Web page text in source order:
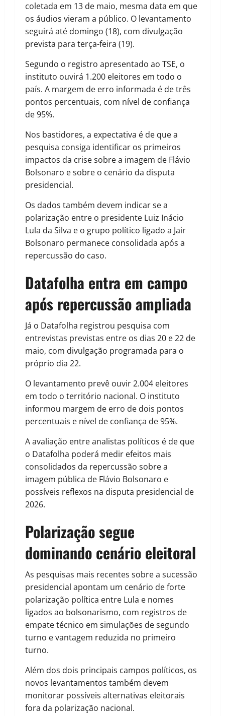
coletada em 13 de maio, mesma data em que
os áudios vieram a público. O levantamento
seguirá até domingo (18), com divulgação
prevista para terça-feira (19).
Segundo o registro apresentado ao TSE, o
instituto ouvirá 1.200 eleitores em todo o
país. A margem de erro informada é de três
pontos percentuais, com nível de confiança
de 95%.
Nos bastidores, a expectativa é de que a
pesquisa consiga identificar os primeiros
impactos da crise sobre a imagem de Flávio
Bolsonaro e sobre o cenário da disputa
presidencial.
Os dados também devem indicar se a
polarização entre o presidente Luiz Inácio
Lula da Silva e o grupo político ligado a Jair
Bolsonaro permanece consolidada após a
repercussão do caso.
Datafolha entra em campo
após repercussão ampliada
Já o Datafolha registrou pesquisa com
entrevistas previstas entre os dias 20 e 22 de
maio, com divulgação programada para o
próprio dia 22.
O levantamento prevê ouvir 2.004 eleitores
em todo o território nacional. O instituto
informou margem de erro de dois pontos
percentuais e nível de confiança de 95%.
A avaliação entre analistas políticos é de que
o Datafolha poderá medir efeitos mais
consolidados da repercussão sobre a
imagem pública de Flávio Bolsonaro e
possíveis reflexos na disputa presidencial de
2026.
Polarização segue
dominando cenário eleitoral
As pesquisas mais recentes sobre a sucessão
presidencial apontam um cenário de forte
polarização política entre Lula e nomes
ligados ao bolsonarismo, com registros de
empate técnico em simulações de segundo
turno e vantagem reduzida no primeiro
turno.
Além dos dois principais campos políticos, os
novos levantamentos também devem
monitorar possíveis alternativas eleitorais
fora da polarização nacional.